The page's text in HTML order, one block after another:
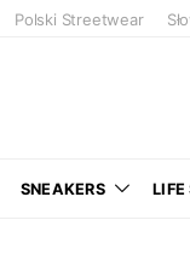
Polski Streetwear
SNEAKERS LIFE